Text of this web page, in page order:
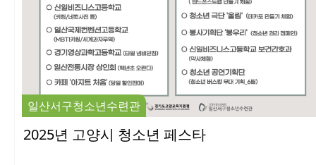
일산서구청소년수련관
2025년 고양시 청소년 페스타